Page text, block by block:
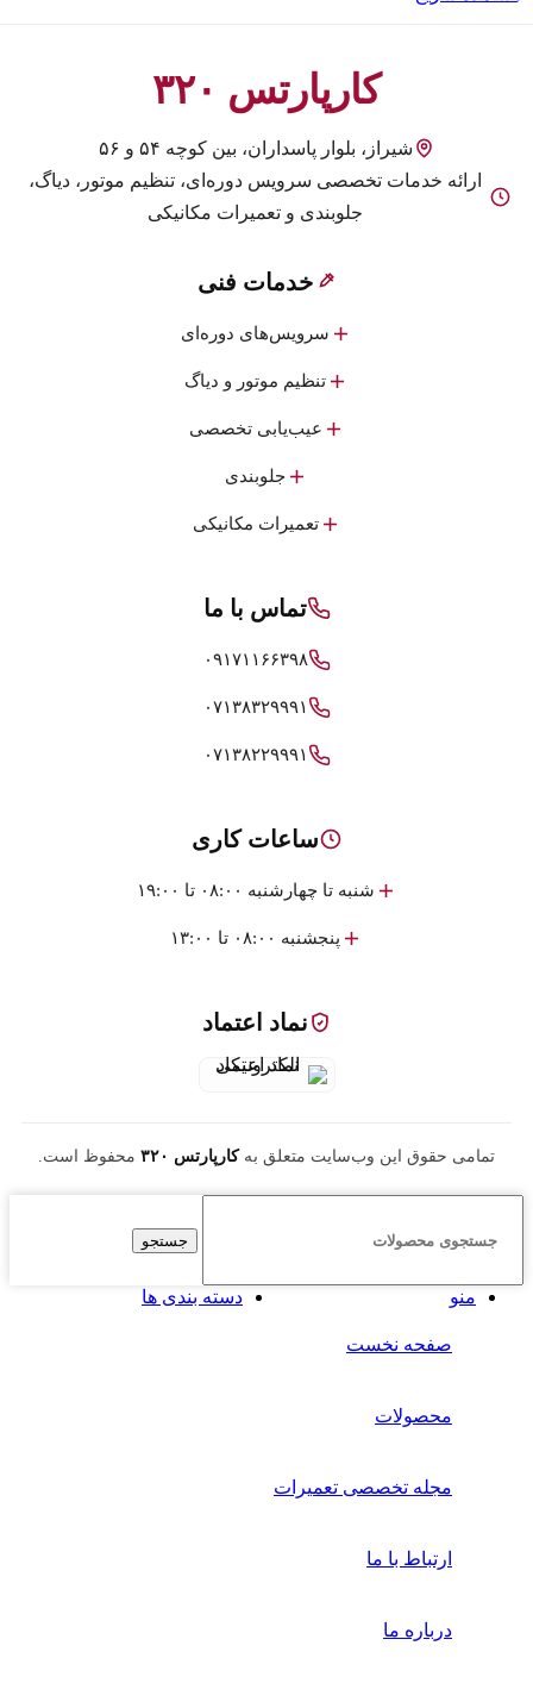
کارپارتس ۳۲۰
شیراز، بلوار پاسداران، بین کوچه ۵۴ و ۵۶
ارائه خدمات تخصصی سرویس دوره‌ای، تنظیم موتور، دیاگ،
جلوبندی و تعمیرات مکانیکی
خدمات فنی
سرویس‌های دوره‌ای
تنظیم موتور و دیاگ
عیب‌یابی تخصصی
جلوبندی
تعمیرات مکانیکی
تماس با ما
۰۹۱۷۱۱۶۶۳۹۸
۰۷۱۳۸۳۲۹۹۹۱
۰۷۱۳۸۲۲۹۹۹۱
ساعات کاری
شنبه تا چهارشنبه ۰۸:۰۰ تا ۱۹:۰۰
پنجشنبه ۰۸:۰۰ تا ۱۳:۰۰
نماد اعتماد
تمامی حقوق این وب‌سایت متعلق بهکارپارتس ۳۲۰ محفوظ است.
جستجو
منو دسته بندی ها
صفحه نخست
محصولات
مجله تخصصی تعمیرات
ارتباط با ما
درباره ما